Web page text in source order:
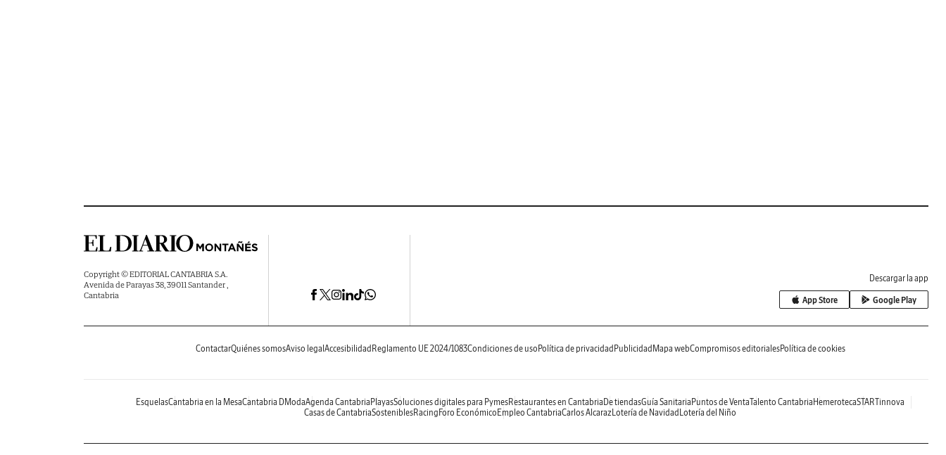
Copyright © EDITORIAL CANTABRIA S.A.
Avenida de Parayas 38, 39011 Santander ,
Cantabria
Descargar la app
App Store Google Play
ContactarQuiénes somosAviso legal Accesibilidad Reglamento UE 2024/1083Condiciones de uso Política de privacidad Publicidad Mapa webCompromisos editorialesPolítica de cookies
EsquelasCantabria en la MesaCantabria DModaAgenda Cantabria PlayasSoluciones digitales para PymesRestaurantes en Cantabria De tiendasGuía Sanitaria Puntos de VentaTalento Cantabria HemerotecaSTARTinnova
Casas de CantabriaSosteniblesRacing Foro Económico Empleo CantabriaCarlos AlcarazLotería de Navidad Lotería del Niño